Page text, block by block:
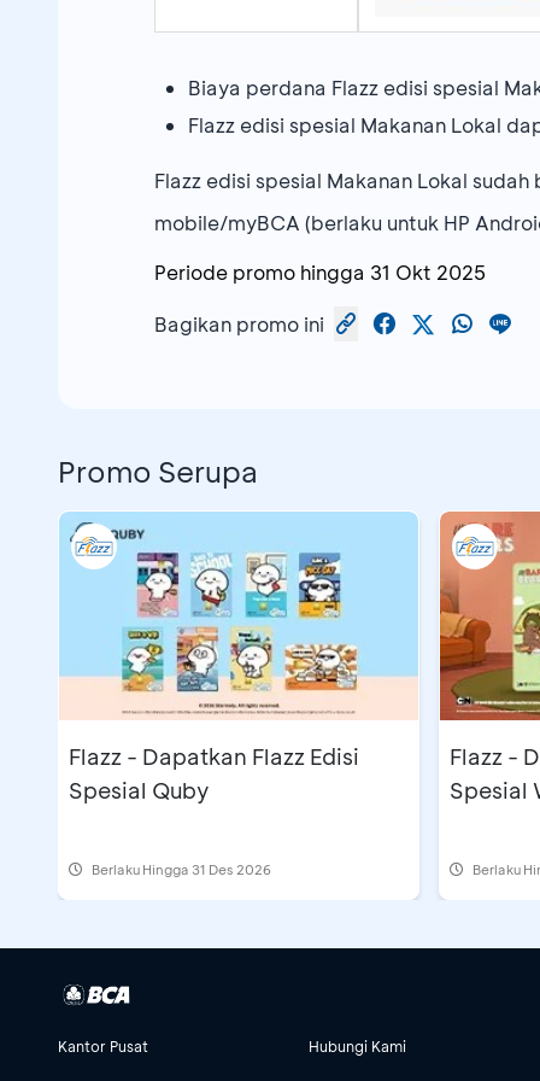
Biaya perdana Flazz edisi spesial
Flazz edisi spesial Makanan Lokal
Flazz edisi spesial Makanan Lokal
mobile/myBCA (berlaku untuk HP
Periode promo hingga 31 Okt 2025
Bagikan promo ini
Promo Serupa
Flazz - Dapatkan Flazz Edisi
Spesial Quby
Berlaku Hingga 31 Des 2026
Flazz -
Spesial
Berlaku
Kantor Pusat Hubungi Kami